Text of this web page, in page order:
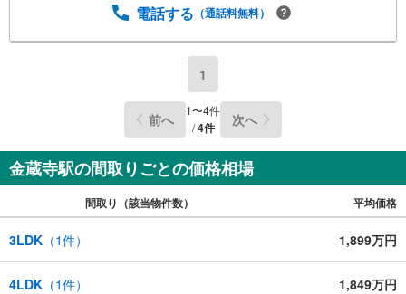
電話する （通話料無料）
1
前へ 1〜4件
/4件 次へ
金蔵寺駅の間取りごとの価格相場
間取り（該当物件数） 平均価格
3LDK （1件） 1,899万円
4LDK （1件） 1,849万円